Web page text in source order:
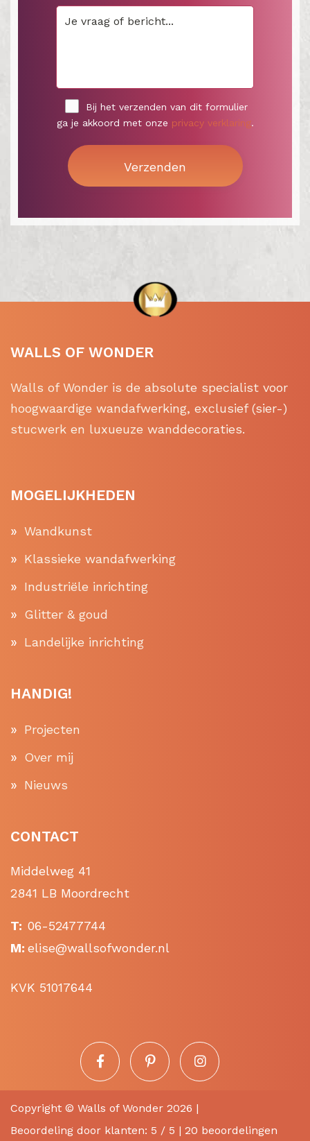
Bij het verzenden van dit formulier
ga je akkoord met onze privacy verklaring.
WALLS OF WONDER
Walls of Wonder is de absolute specialist voor
hoogwaardige wandafwerking, exclusief (sier-)
stucwerk en luxueuze wanddecoraties.
MOGELIJKHEDEN
Wandkunst
Klassieke wandafwerking
Industriële inrichting
Glitter & goud
Landelijke inrichting
HANDIG!
Projecten
Over mij
Nieuws
CONTACT
Middelweg 41
2841 LB Moordrecht
T: 06-52477744
M: elise@wallsofwonder.nl
KVK 51017644
Copyright © Walls of Wonder 2026 |
Beoordeling door klanten: 5 / 5 | 20 beoordelingen